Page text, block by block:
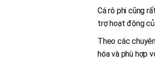
Cá rô phi cũng
trợ hoạt động
Theo các
hóa và phù hợp